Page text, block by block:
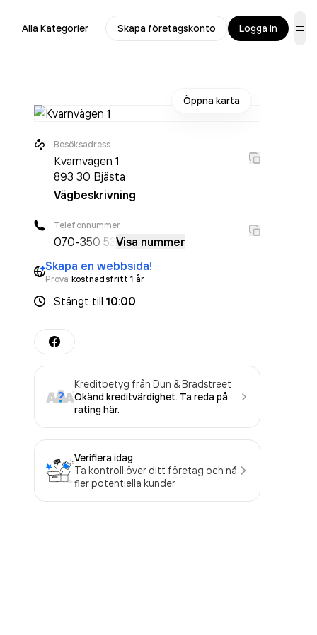
Alla Kategorier Skapa företagskonto Logga in
Öppna karta
Besöksadress
Kvarnvägen 1
893 30 Bjästa
Vägbeskrivning
Telefonnummer
070-350 53 Visa nummer
Skapa en webbsida!
Prova kostnadsfritt 1 år
Stängt till 10:00
Kreditbetyg från Dun & Bradstreet
Okänd kreditvärdighet. Ta reda på
rating här.
Verifiera idag
Ta kontroll över ditt företag och nå
fler potentiella kunder